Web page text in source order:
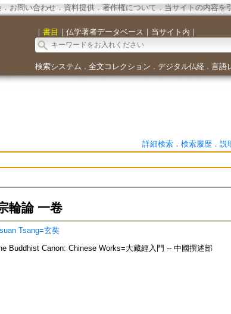
． お問い合わせ． 資料提供． 著作権について．当サイトの内容を
｜ 書目 ｜ 仏学著者データベース ｜ 当サイト内 ｜
検索システム ． 全文コレクション ． デジタル仏経． 言語
詳細検索． 検索履歴． 説
輪論 一卷
Tsang=玄奘
Buddhist Canon: Chinese Works=大藏經入門 -- 中國撰述部